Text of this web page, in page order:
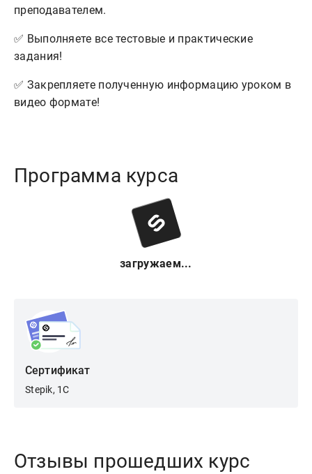
преподавателем.
✅ Выполняете все тестовые и практические
задания!
✅ Закрепляете полученную информацию уроком в
видео формате!
Программа курса
загружаем...
Сертификат
Stepik, 1С
Отзывы прошедших курс